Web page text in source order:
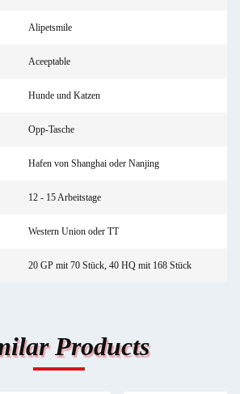
Alipetsmile
Aceeptable
Hunde und Katzen
Opp-Tasche
Hafen von Shanghai oder Nanjing
12 - 15 Arbeitstage
Western Union oder TT
20 GP mit 70 Stück, 40 HQ mit 168 Stück
Products